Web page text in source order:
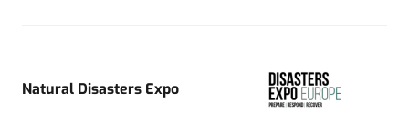
Natural Disasters Expo